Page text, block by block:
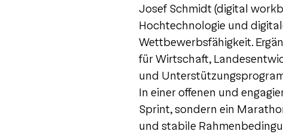
Josef Schmidt (digital
Hochtechnologie und
Wettbewerbsfähigkeit.
für Wirtschaft,
und
In einer offenen und
Sprint, sondern ein
und stabile